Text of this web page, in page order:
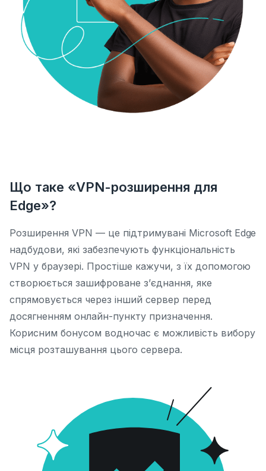
Що таке «VPN-розширення для
Edge»?
Розширення VPN — це підтримувані Microsoft Edge
надбудови, які забезпечують функціональність
VPN у браузері. Простіше кажучи, з їх допомогою
створюється зашифроване з’єднання, яке
спрямовується через інший сервер перед
досягненням онлайн-пункту призначення.
Корисним бонусом водночас є можливість вибору
місця розташування цього сервера.